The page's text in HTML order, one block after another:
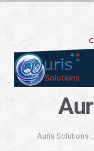
Auris Solutions :